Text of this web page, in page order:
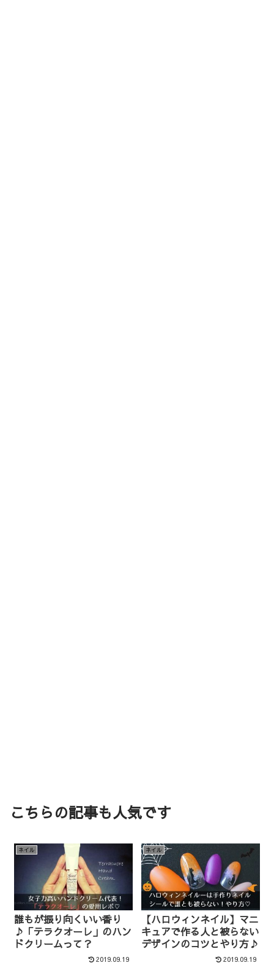
こちらの記事も人気です
ネイル
誰もが振り向くいい香り
♪「テラクオーレ」のハン
ドクリームって？
2019.09.19
ネイル
【ハロウィンネイル】マニ
キュアで作る人と被らない
デザインのコツとやり方♪
2019.09.19